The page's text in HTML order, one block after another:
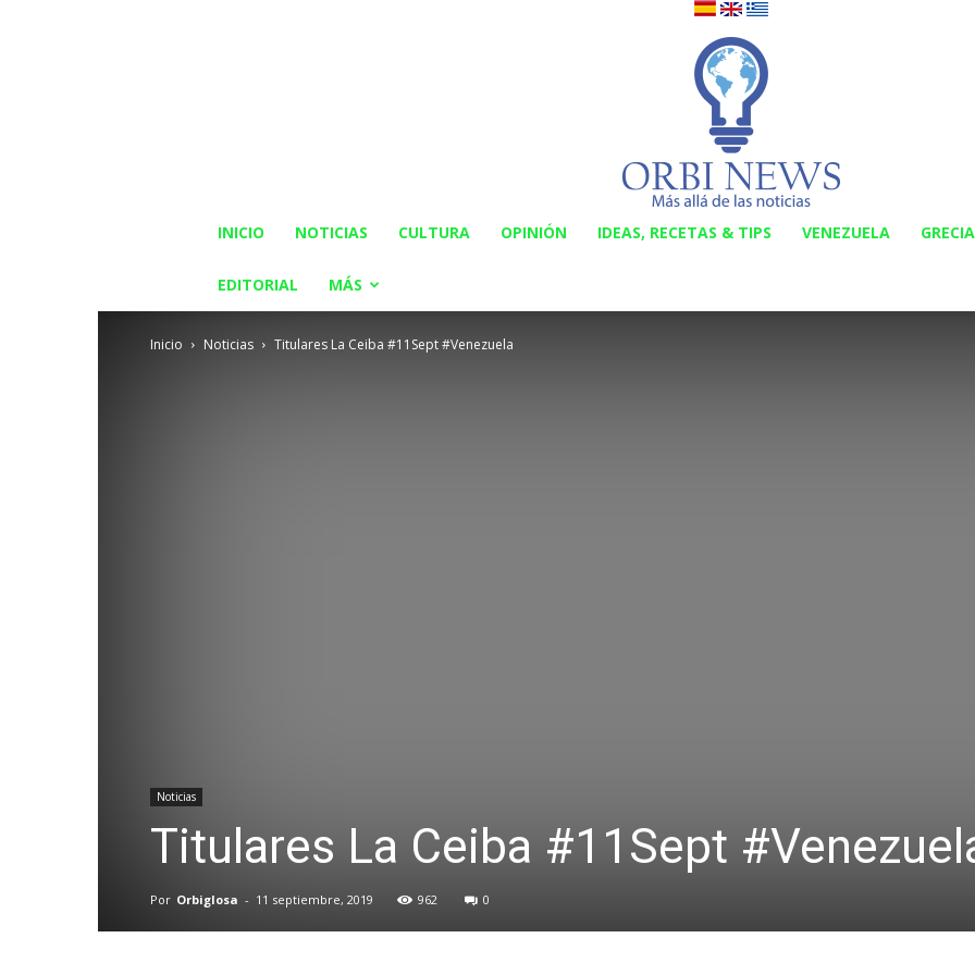
INICIO NOTICIAS CULTURA OPINIÓN IDEAS, RECETAS & TIPS VENEZUELA GRECIA
EDITORIAL MÁS
Inicio Noticias Titulares La Ceiba #11Sept #Venezuela
Noticias
Titulares La Ceiba #11Sept
Por Orbiglosa - 11 septiembre, 2019 962 0